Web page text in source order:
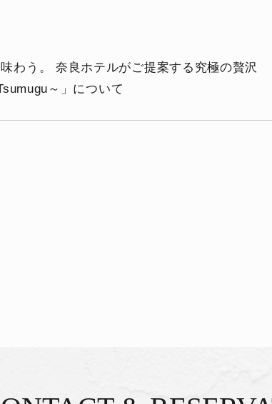
わう。 奈良ホテルがご提案する究極の贅沢
～」について